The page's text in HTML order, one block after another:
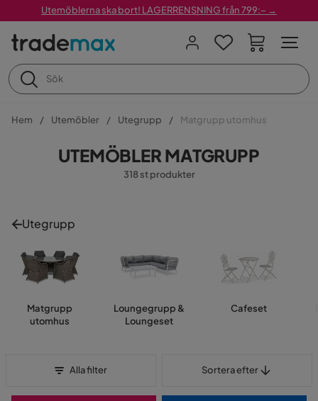
Utemöblerna ska bort! LAGERRENSNING från 799:– →
Hem Utemöbler Utegrupp Matgrupp utomhus
UTEMÖBLER MATGRUPP
318 st produkter
Utegrupp
Matgrupp
utomhus
Loungegrupp &
Loungeset
Cafeset
Alla filter Sortera efter